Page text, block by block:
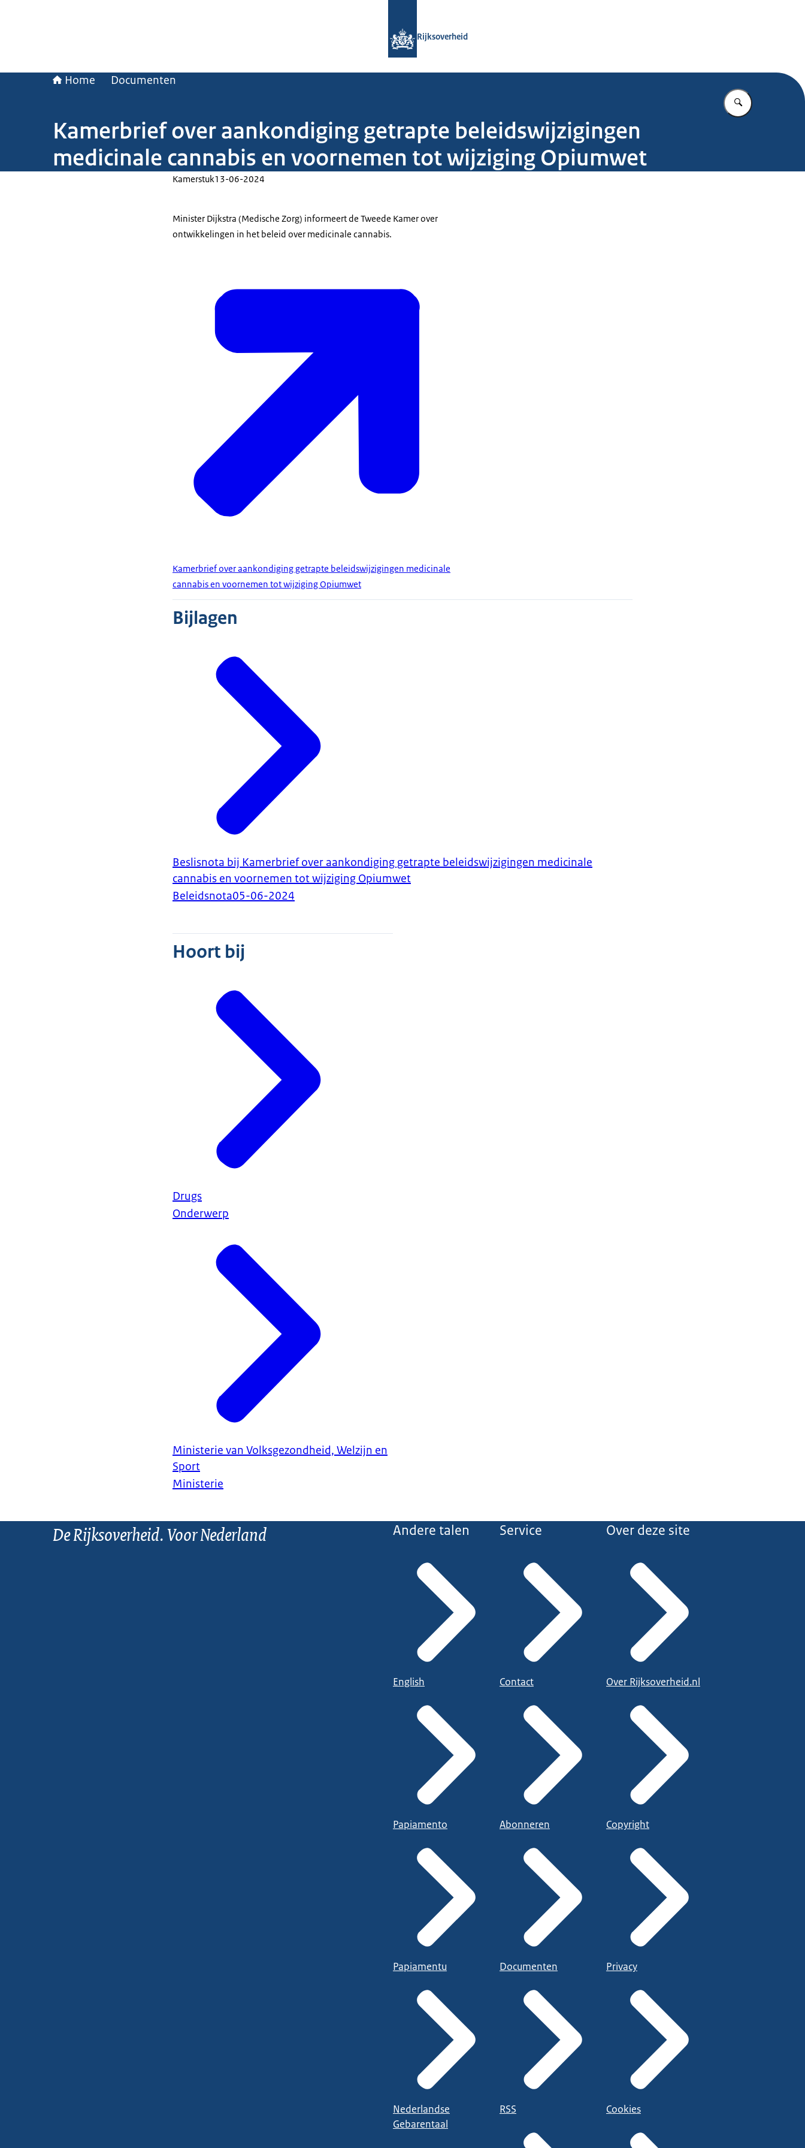
Rijksoverheid
Home Documenten
Vul in wat u
Kamerbrief over aankondiging getrapte beleidswijzigingen
medicinale cannabis en voornemen tot wijziging Opiumwet
Kamerstuk13-06-2024
Minister Dijkstra (Medische Zorg) informeert de Tweede Kamer over
ontwikkelingen in het beleid over medicinale cannabis.
Kamerbrief over aankondiging getrapte beleidswijzigingen medicinale
cannabis en voornemen tot wijziging Opiumwet
Bijlagen
Beslisnota bij Kamerbrief over aankondiging getrapte beleidswijzigingen medicinale
cannabis en voornemen tot wijziging Opiumwet
Beleidsnota05-06-2024
Hoort bij
Drugs
Onderwerp
Ministerie van Volksgezondheid, Welzijn en
Sport
Ministerie
De Rijksoverheid. Voor Nederland Andere talen
English
Papiamento
Papiamentu
Nederlandse
Gebarentaal
Service
Contact
Abonneren
Documenten
RSS
Over deze site
Over Rijksoverheid.nl
Copyright
Privacy
Cookies